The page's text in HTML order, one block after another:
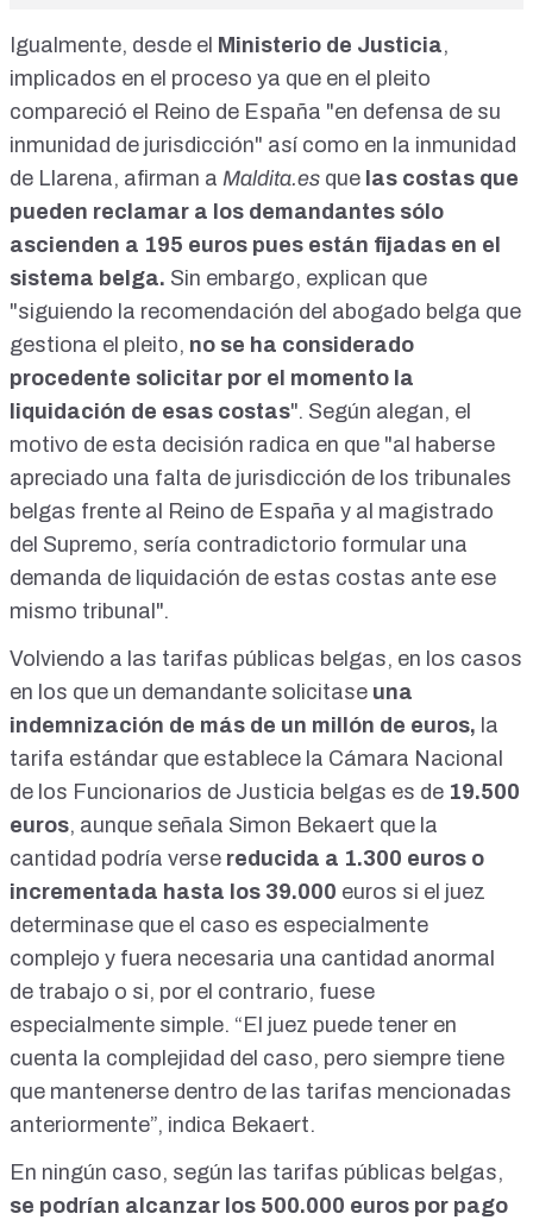
Igualmente, desde el Ministerio de Justicia,
implicados en el proceso ya que en el pleito
compareció el Reino de España "en defensa de su
inmunidad de jurisdicción" así como en la inmunidad
de Llarena, afirman a Maldita.es que las costas que
pueden reclamar a los demandantes sólo
ascienden a 195 euros pues están fijadas en el
sistema belga. Sin embargo, explican que
"siguiendo la recomendación del abogado belga que
gestiona el pleito, no se ha considerado
procedente solicitar por el momento la
liquidación de esas costas". Según alegan, el
motivo de esta decisión radica en que "al haberse
apreciado una falta de jurisdicción de los tribunales
belgas frente al Reino de España y al magistrado
del Supremo, sería contradictorio formular una
demanda de liquidación de estas costas ante ese
mismo tribunal".
Volviendo a las tarifas públicas belgas, en los casos
en los que un demandante solicitase una
indemnización de más de un millón de euros, la
tarifa estándar que establece la Cámara Nacional
de los Funcionarios de Justicia belgas es de 19.500
euros, aunque señala Simon Bekaert que la
cantidad podría verse reducida a 1.300 euros o
incrementada hasta los 39.000 euros si el juez
determinase que el caso es especialmente
complejo y fuera necesaria una cantidad anormal
de trabajo o si, por el contrario, fuese
especialmente simple. “El juez puede tener en
cuenta la complejidad del caso, pero siempre tiene
que mantenerse dentro de las tarifas mencionadas
anteriormente”, indica Bekaert.
En ningún caso, según las tarifas públicas belgas,
se podrían alcanzar los 500.000 euros por pago